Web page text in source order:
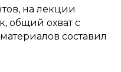
на лекции
общий охват с
составил